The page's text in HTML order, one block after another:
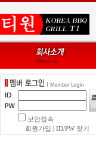
보안접속
회원가입
ID/PW 찾기